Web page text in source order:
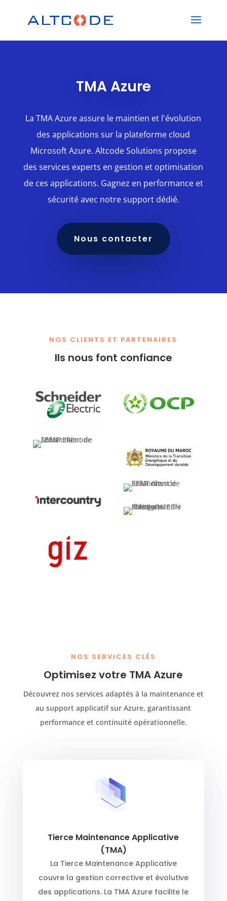
TMA Azure
La TMA Azure assure le maintien et l'évolution
des applications sur la plateforme cloud
Microsoft Azure. Altcode Solutions propose
des services experts en gestion et optimisation
de ces applications. Gagnez en performance et
sécurité avec notre support dédié.
Nous contacter
NOS CLIENTS ET PARTENAIRES
Ils nous font confiance
NOS SERVICES CLÉS
Optimisez votre TMA Azure
Découvrez nos services adaptés à la maintenance et
au support applicatif sur Azure, garantissant
performance et continuité opérationnelle.
Tierce Maintenance Applicative
(TMA)
La Tierce Maintenance Applicative
couvre la gestion corrective et évolutive
des applications. La TMA Azure facilite le